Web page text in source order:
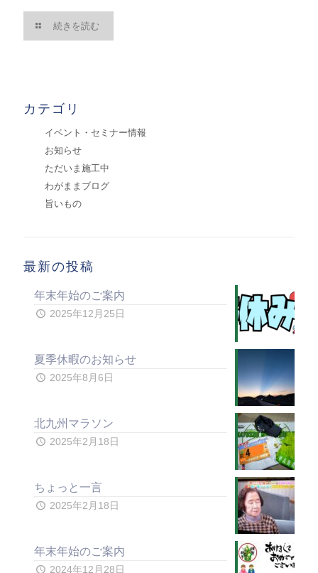
続きを読む
カテゴリ
イベント・セミナー情報
お知らせ
ただいま施工中
わがままブログ
旨いもの
最新の投稿
年末年始のご案内
2025年12月25日
夏季休暇のお知らせ
2025年8月6日
北九州マラソン
2025年2月18日
ちょっと一言
2025年2月18日
年末年始のご案内
2024年12月28日